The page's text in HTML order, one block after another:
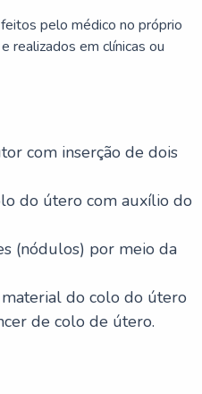
pelo médico no próprio
realizados em clínicas ou
com inserção de dois
do útero com auxílio do
(nódulos) por meio da
do colo do útero
de colo de útero.